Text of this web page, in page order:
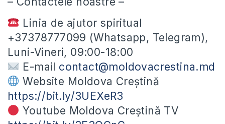
Linia de ajutor spiritual
+37378777099 (Whatsapp, Telegram),
Luni-Vineri, 09:00-18:00
E-mail contact@moldovacrestina.md
Website Moldova Creștină
https://bit.ly/3UEXeR3
Youtube Moldova Creștină TV